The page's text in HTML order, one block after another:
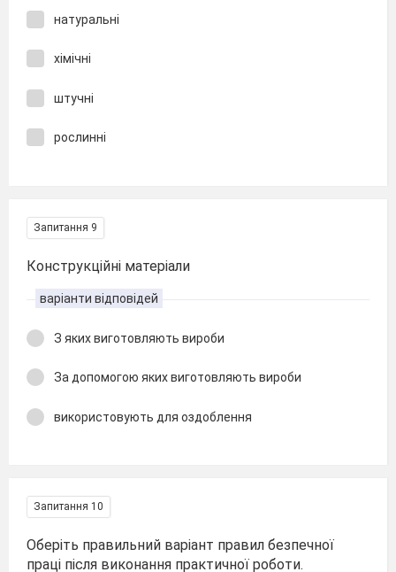
натуральні
хімічні
штучні
рослинні
Запитання 9
Конструкційні матеріали
варіанти відповідей
З яких виготовляють вироби
За допомогою яких виготовляють вироби
використовують для оздоблення
Запитання 10
Оберіть правильний варіант правил безпечної
праці після виконання практичної роботи.